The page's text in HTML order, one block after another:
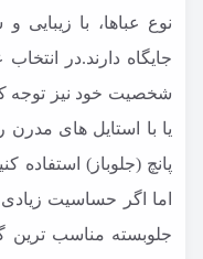
نوع عباها، با زیبایی
جایگاه دارند.در
شخصیت خود نیز توجه
یا با استایل های مدرن
پانچ (جلوباز)
اما اگر حساسیت
جلوبسته مناسب ترین